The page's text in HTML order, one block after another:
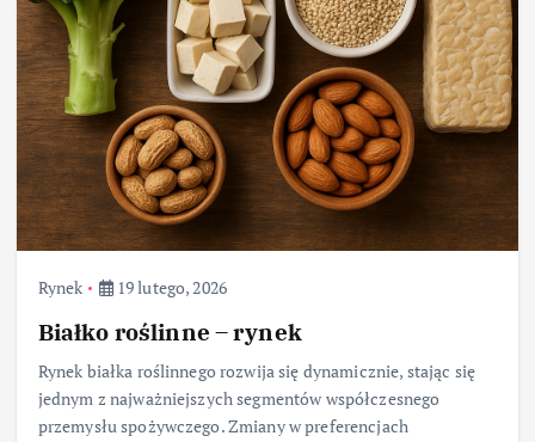
Rynek 19 lutego, 2026
Białko roślinne – rynek
Rynek białka roślinnego rozwija się dynamicznie, stając się
jednym z najważniejszych segmentów współczesnego
przemysłu spożywczego. Zmiany w preferencjach